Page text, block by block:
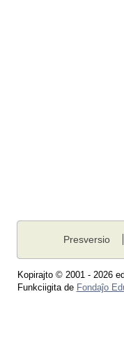
Presversio
Kopirajto © 2001 - 2026
Funkciigita de Fondaĵo